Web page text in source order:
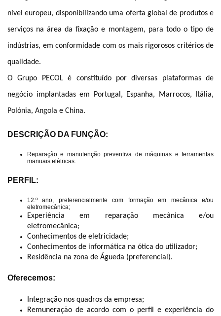
nível europeu, disponibilizando uma oferta global de produtos e
serviços na área da fixação e montagem, para todo o tipo de
indústrias, em conformidade com os mais rigorosos critérios de
qualidade.
O Grupo PECOL é constituído por diversas plataformas de
negócio implantadas em Portugal, Espanha, Marrocos, Itália,
Polónia, Angola e China.
DESCRIÇÃO DA FUNÇÃO:
Reparação e manutenção preventiva de máquinas e ferramentas
manuais elétricas.
PERFIL:
12.º ano, preferencialmente com formação em mecânica e/ou
eletromecânica;
Experiência em reparação mecânica e/ou
eletromecânica;
Conhecimentos de eletricidade;
Conhecimentos de informática na ótica do utilizador;
Residência na zona de Águeda (preferencial).
Oferecemos:
Integração nos quadros da empresa;
Remuneração de acordo com o perfil e experiência do